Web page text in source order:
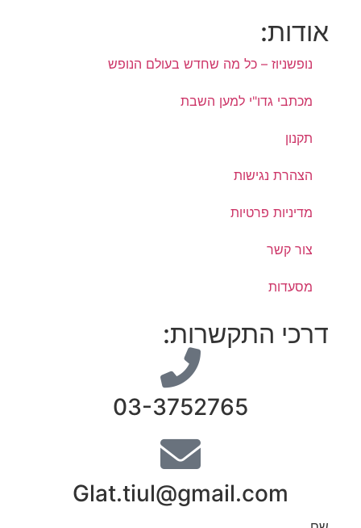
אודות:
נופשניוז – כל מה שחדש בעולם הנופש
מכתבי גדו"י למען השבת
תקנון
הצהרת נגישות
מדיניות פרטיות
צור קשר
מסעדות
דרכי התקשרות:
03-3752765
Glat.tiul@gmail.com